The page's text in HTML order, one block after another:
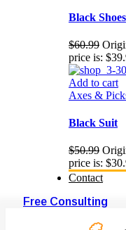
Black Shoes
$60.99
price is:
Add to cart
Axes &
Black Suit
$50.99
price is:
Contact
Free Consulting